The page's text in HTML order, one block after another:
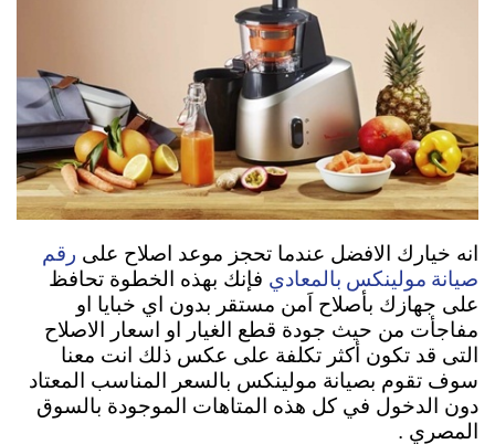
انه خيارك الافضل عندما تحجز موعد اصلاح على رقم
صيانة مولينكس بالمعادي فإنك بهذه الخطوة تحافظ
على جهازك بأصلاح اَمن مستقر بدون اي خبايا او
مفاجأت من حيث جودة قطع الغيار او اسعار الاصلاح
التى قد تكون أكثر تكلفة على عكس ذلك انت معنا
سوف تقوم بصيانة مولينكس بالسعر المناسب المعتاد
دون الدخول في كل هذه المتاهات الموجودة بالسوق
المصري .